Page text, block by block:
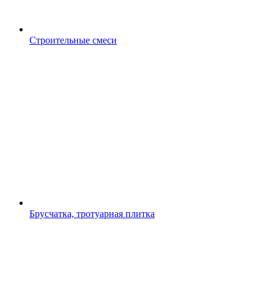
Строительные смеси
Брусчатка, тротуарная плитка